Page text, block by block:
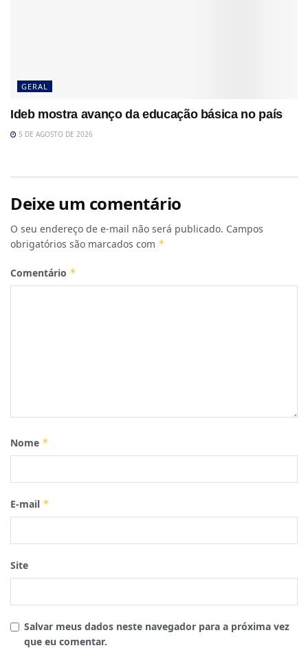
GERAL
Ideb mostra avanço da educação básica no país
5 DE AGOSTO DE 2026
Deixe um comentário
O seu endereço de e-mail não será publicado. Campos
obrigatórios são marcados com *
Comentário *
Nome *
E-mail *
Site
Salvar meus dados neste navegador para a próxima vez
que eu comentar.